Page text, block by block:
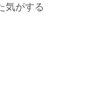
気がする